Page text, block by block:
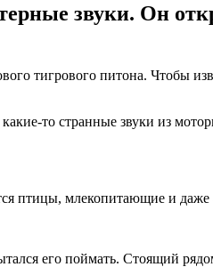
звуки. Он
тигрового питона. Чтобы
то странные звуки из
птицы, млекопитающие и даже
его поймать. Стоящий